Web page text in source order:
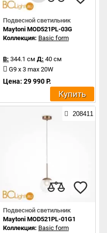
Подвесной светильник
Maytoni MOD521PL-03G
Коллекция: Basic form
В: 344.1 см Д: 40 см
G9 x 3 max 20W
Цена: 29 990 Р.
Купить
208411
Подвесной светильник
Maytoni MOD521PL-01G1
Коллекция: Basic form